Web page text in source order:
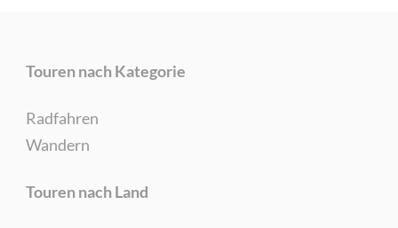
Touren nach Kategorie
Radfahren
Wandern
Touren nach Land